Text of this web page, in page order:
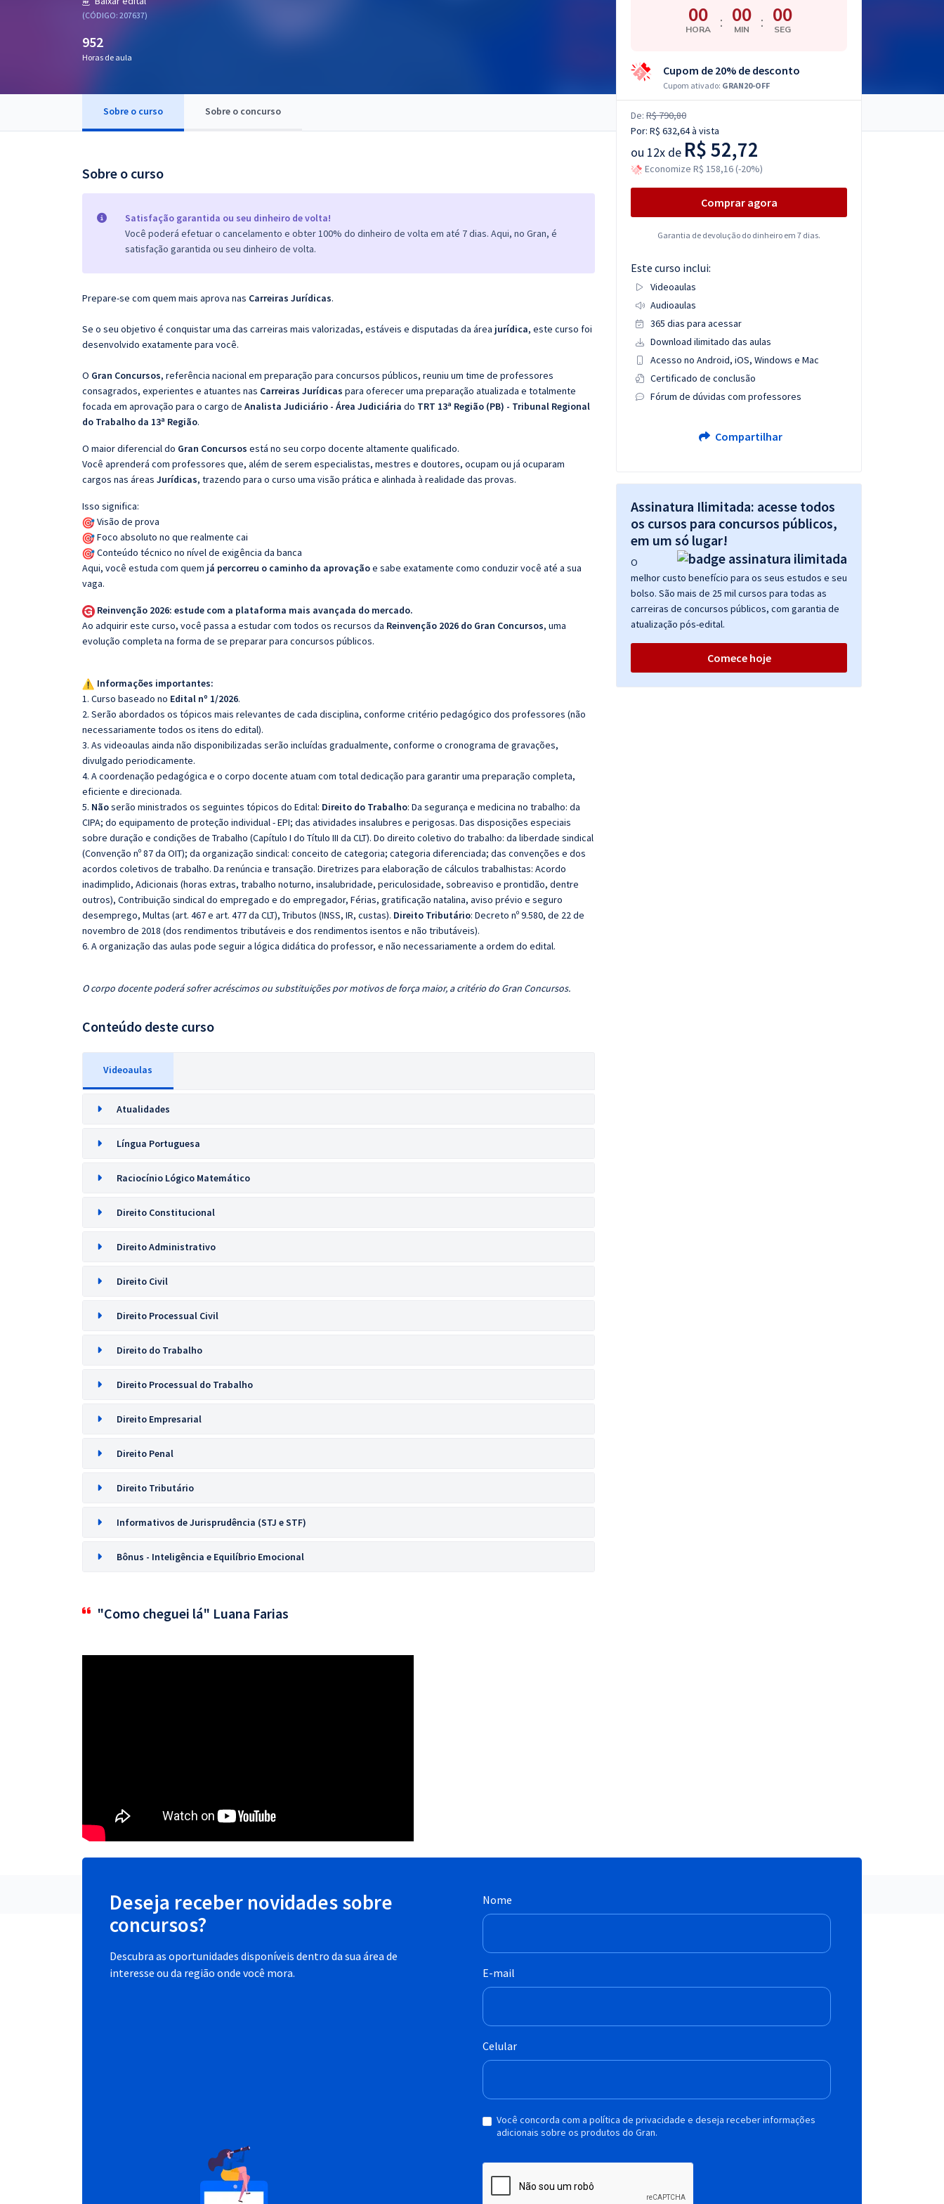
Conteúdo gratuito
(CÓDIGO: 207637)
952
Horas de aula
Sobre o curso Sobre o concurso
Sobre o curso
Satisfação garantida ou seu dinheiro de volta!
Você poderá efetuar o cancelamento e obter 100% do dinheiro de volta em até 7 dias. Aqui, no Gran, é
satisfação garantida ou seu dinheiro de volta.
Prepare-se com quem mais aprova nas Carreiras Jurídicas.
Se o seu objetivo é conquistar uma das carreiras mais valorizadas, estáveis e disputadas da área jurídica, este curso foi
desenvolvido exatamente para você.
O Gran Concursos, referência nacional em preparação para concursos públicos, reuniu um time de professores
consagrados, experientes e atuantes nas Carreiras Jurídicas para oferecer uma preparação atualizada e totalmente
focada em aprovação para o cargo de Analista Judiciário - Área Judiciária do TRT 13ª Região (PB) - Tribunal Regional
do Trabalho da 13ª Região.
O maior diferencial do Gran Concursos está no seu corpo docente altamente qualificado.
Você aprenderá com professores que, além de serem especialistas, mestres e doutores, ocupam ou já ocuparam
cargos nas áreas Jurídicas, trazendo para o curso uma visão prática e alinhada à realidade das provas.
Isso significa:
Visão de prova
Foco absoluto no que realmente cai
Conteúdo técnico no nível de exigência da banca
Aqui, você estuda com quem já percorreu o caminho da aprovaçãoe sabe exatamente como conduzir você até a sua
vaga.
Reinvenção 2026: estude com a plataforma mais avançada do mercado.
Ao adquirir este curso, você passa a estudar com todos os recursos da Reinvenção 2026 do Gran Concursos, uma
evolução completa na forma de se preparar para concursos públicos.
Informações importantes:
1. Curso baseado no Edital nº 1/2026.
2. Serão abordados os tópicos mais relevantes de cada disciplina, conforme critério pedagógico dos professores (não
necessariamente todos os itens do edital).
3. As videoaulas ainda não disponibilizadas serão incluídas gradualmente, conforme o cronograma de gravações,
divulgado periodicamente.
4. A coordenação pedagógica e o corpo docente atuam com total dedicação para garantir uma preparação completa,
eficiente e direcionada.
5. Nãoserão ministrados os seguintes tópicos do Edital: Direito do Trabalho: Da segurança e medicina no trabalho: da
CIPA; do equipamento de proteção individual - EPI; das atividades insalubres e perigosas. Das disposições especiais
sobre duração e condições de Trabalho (Capítulo I do Título III da CLT). Do direito coletivo do trabalho: da liberdade sindical
(Convenção nº 87 da OIT); da organização sindical: conceito de categoria; categoria diferenciada; das convenções e dos
acordos coletivos de trabalho. Da renúncia e transação. Diretrizes para elaboração de cálculos trabalhistas: Acordo
inadimplido, Adicionais (horas extras, trabalho noturno, insalubridade, periculosidade, sobreaviso e prontidão, dentre
outros), Contribuição sindical do empregado e do empregador, Férias, gratificação natalina, aviso prévio e seguro
desemprego, Multas (art. 467 e art. 477 da CLT), Tributos (INSS, IR, custas). Direito Tributário: Decreto nº 9.580, de 22 de
novembro de 2018 (dos rendimentos tributáveis e dos rendimentos isentos e não tributáveis).
6. A organização das aulas pode seguir a lógica didática do professor, e não necessariamente a ordem do edital.
O corpo docente poderá sofrer acréscimos ou substituições por motivos de força maior, a critério do Gran Concursos.
Conteúdo deste curso
Videoaulas
Atualidades
Língua Portuguesa
Raciocínio Lógico Matemático
Direito Constitucional
Direito Administrativo
Direito Civil
Direito Processual Civil
Direito do Trabalho
Direito Processual do Trabalho
Direito Empresarial
Direito Penal
Direito Tributário
Informativos de Jurisprudência (STJ e STF)
Bônus - Inteligência e Equilíbrio Emocional
"Como cheguei lá" Luana Farias
00
HORA : 00
MIN : 00
SEG
Cupom de 20% de desconto
Cupom ativado: GRAN20-OFF
De: R$ 790,80
Por: R$ 632,64à vista
ou 12x de R$ 52,72
Economize R$ 158,16 (-20%)
Comprar agora
Garantia de devolução do dinheiro em 7 dias.
Este curso inclui:
Videoaulas
Audioaulas
365 dias para acessar
Download ilimitado das aulas
Acesso no Android, iOS, Windows e Mac
Certificado de conclusão
Fórum de dúvidas com professores
Compartilhar
Assinatura Ilimitada: acesse todos
os cursos para concursos públicos,
em um só lugar!
O
melhor custo benefício para os seus estudos e seu
bolso. São mais de 25 mil cursos para todas as
carreiras de concursos públicos, com garantia de
atualização pós-edital.
Comece hoje
Deseja receber novidades sobre
concursos?
Descubra as oportunidades disponíveis dentro da sua área de
interesse ou da região onde você mora.
Nome
E-mail
Celular
Você concorda com a política de privacidade e deseja receber informações
adicionais sobre os produtos do Gran.